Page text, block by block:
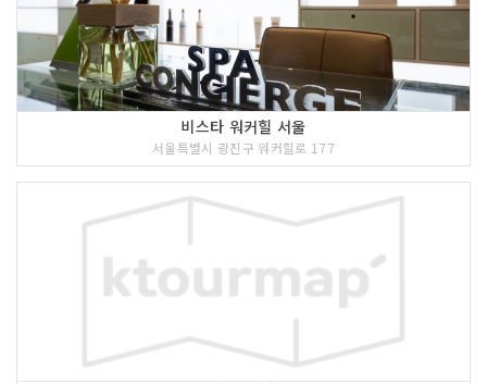
비스타 워커힐 서울
서울특별시 광진구 워커힐로 177